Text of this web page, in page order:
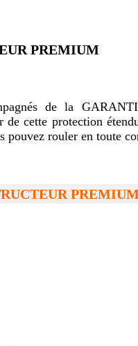
PREMIUM
de la
de cette protection
rouler en toute